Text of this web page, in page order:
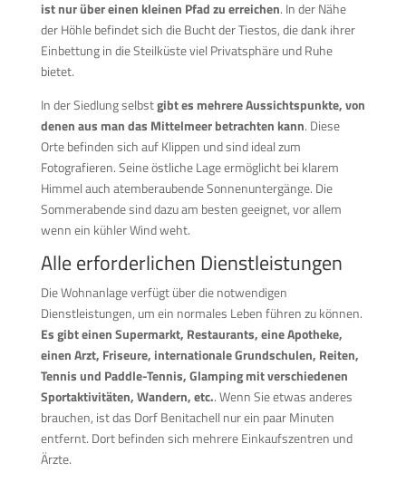
ist nur über einen kleinen Pfad zu erreichen. In der Nähe
der Höhle befindet sich die Bucht der Tiestos, die dank ihrer
Einbettung in die Steilküste viel Privatsphäre und Ruhe
bietet.
In der Siedlung selbstgibt es mehrere Aussichtspunkte, von
denen aus man das Mittelmeer betrachten kann. Diese
Orte befinden sich auf Klippen und sind ideal zum
Fotografieren. Seine östliche Lage ermöglicht bei klarem
Himmel auch atemberaubende Sonnenuntergänge. Die
Sommerabende sind dazu am besten geeignet, vor allem
wenn ein kühler Wind weht.
Alle erforderlichen Dienstleistungen
Die Wohnanlage verfügt über die notwendigen
Dienstleistungen, um ein normales Leben führen zu können.
Es gibt einen Supermarkt, Restaurants, eine Apotheke,
einen Arzt, Friseure, internationale Grundschulen, Reiten,
Tennis und Paddle-Tennis, Glamping mit verschiedenen
Sportaktivitäten, Wandern, etc.. Wenn Sie etwas anderes
brauchen, ist das Dorf Benitachell nur ein paar Minuten
entfernt. Dort befinden sich mehrere Einkaufszentren und
Ärzte.